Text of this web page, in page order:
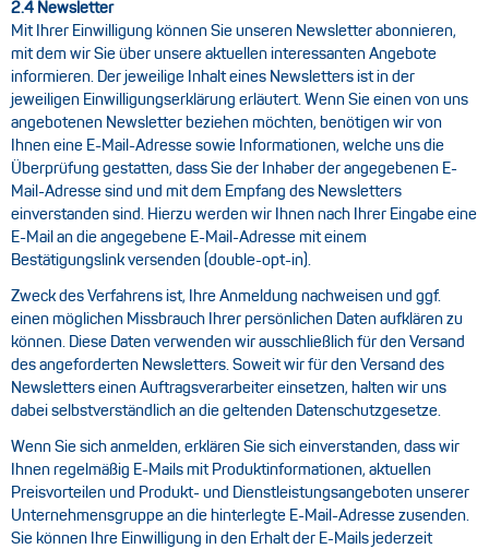
2.4 Newsletter
Mit Ihrer Einwilligung können Sie unseren Newsletter abonnieren,
mit dem wir Sie über unsere aktuellen interessanten Angebote
informieren. Der jeweilige Inhalt eines Newsletters ist in der
jeweiligen Einwilligungserklärung erläutert. Wenn Sie einen von uns
angebotenen Newsletter beziehen möchten, benötigen wir von
Ihnen eine E-Mail-Adresse sowie Informationen, welche uns die
Überprüfung gestatten, dass Sie der Inhaber der angegebenen E-
Mail-Adresse sind und mit dem Empfang des Newsletters
einverstanden sind. Hierzu werden wir Ihnen nach Ihrer Eingabe eine
E-Mail an die angegebene E-Mail-Adresse mit einem
Bestätigungslink versenden (double-opt-in).
Zweck des Verfahrens ist, Ihre Anmeldung nachweisen und ggf.
einen möglichen Missbrauch Ihrer persönlichen Daten aufklären zu
können. Diese Daten verwenden wir ausschließlich für den Versand
des angeforderten Newsletters. Soweit wir für den Versand des
Newsletters einen Auftragsverarbeiter einsetzen, halten wir uns
dabei selbstverständlich an die geltenden Datenschutzgesetze.
Wenn Sie sich anmelden, erklären Sie sich einverstanden, dass wir
Ihnen regelmäßig E-Mails mit Produktinformationen, aktuellen
Preisvorteilen und Produkt- und Dienstleistungsangeboten unserer
Unternehmensgruppe an die hinterlegte E-Mail-Adresse zusenden.
Sie können Ihre Einwilligung in den Erhalt der E-Mails jederzeit